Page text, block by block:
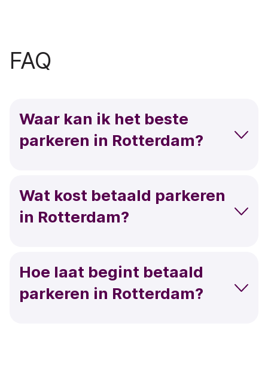
FAQ
Waar kan ik het beste
parkeren in Rotterdam?
Wat kost betaald parkeren
in Rotterdam?
Hoe laat begint betaald
parkeren in Rotterdam?